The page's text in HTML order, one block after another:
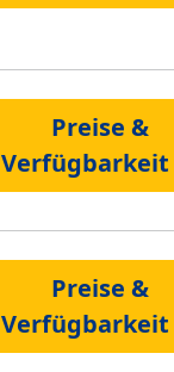
Preise &
Preise &